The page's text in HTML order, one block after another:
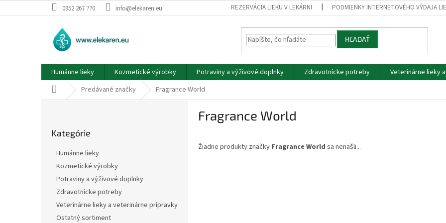
na
0952 267 770 info@elekaren.eu REZERVÁCIA LIEKU V LEKÁRNI PODMIENKY INTERNETOVÉHO VÝDAJA
HĽADAŤ
Humánne lieky Kozmetické výrobky Potraviny a výživové doplnky Zdravotnícke potreby Veterinárne lieky
DomovPredávané značky Fragrance World
kategórie
Kategórie
Humánne lieky
Kozmetické výrobky
Potraviny a výživové doplnky
Zdravotnícke potreby
Veterinárne lieky a veterinárne prípravky
Ostatný sortiment
Fragrance World
Žiadne produkty značky Fragrance World sa nenašli...